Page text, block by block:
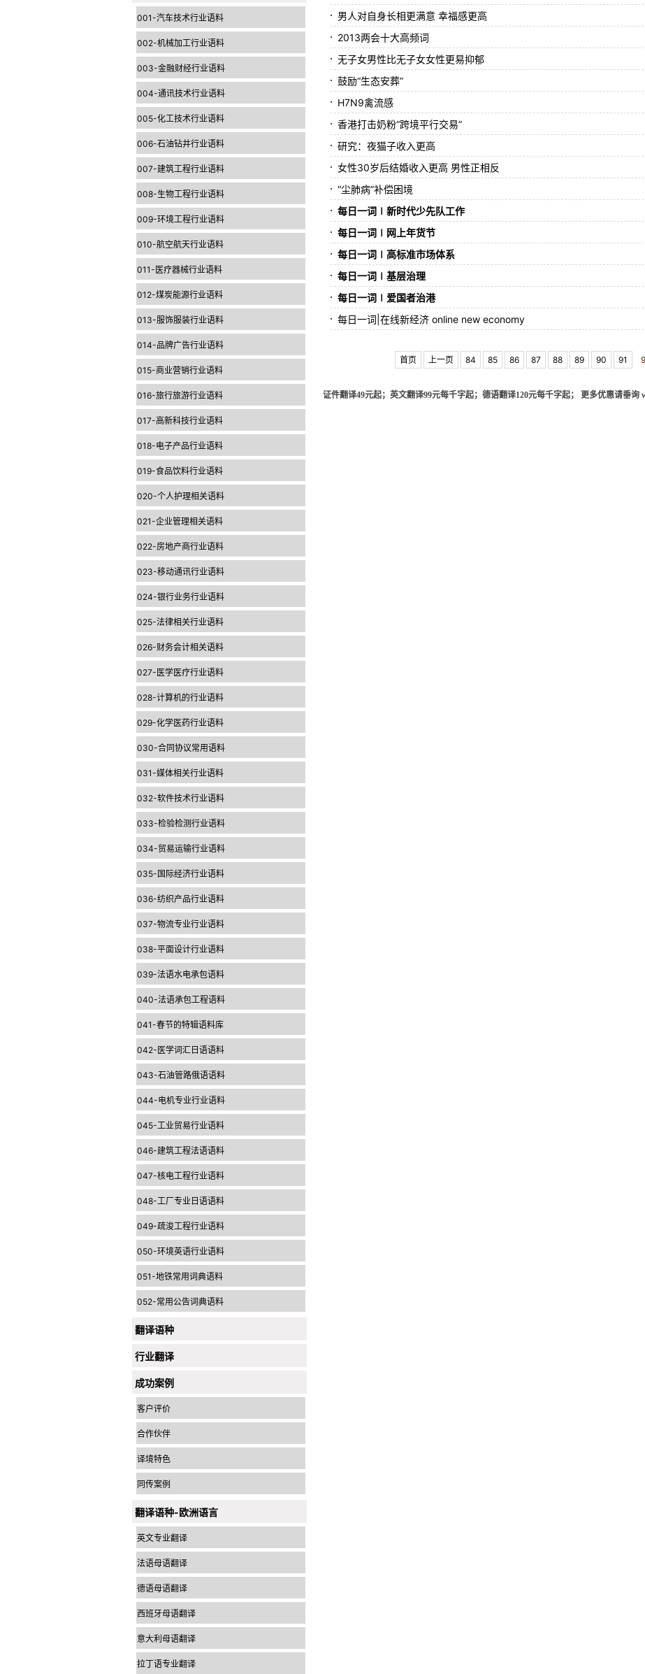
001-汽车技术行业语料
002-机械加工行业语料
003-金融财经行业语料
004-通讯技术行业语料
005-化工技术行业语料
006-石油钻井行业语料
007-建筑工程行业语料
008-生物工程行业语料
009-环境工程行业语料
010-航空航天行业语料
011-医疗器械行业语料
012-煤炭能源行业语料
013-服饰服装行业语料
014-品牌广告行业语料
015-商业营销行业语料
016-旅行旅游行业语料
017-高新科技行业语料
018-电子产品行业语料
019-食品饮料行业语料
020-个人护理相关语料
021-企业管理相关语料
022-房地产商行业语料
023-移动通讯行业语料
024-银行业务行业语料
025-法律相关行业语料
026-财务会计相关语料
027-医学医疗行业语料
028-计算机的行业语料
029-化学医药行业语料
030-合同协议常用语料
031-媒体相关行业语料
032-软件技术行业语料
033-检验检测行业语料
034-贸易运输行业语料
035-国际经济行业语料
036-纺织产品行业语料
037-物流专业行业语料
038-平面设计行业语料
039-法语水电承包语料
040-法语承包工程语料
041-春节的特辑语料库
042-医学词汇日语语料
043-石油管路俄语语料
044-电机专业行业语料
045-工业贸易行业语料
046-建筑工程法语语料
047-核电工程行业语料
048-工厂专业日语语料
049-疏浚工程行业语料
050-环境英语行业语料
051-地铁常用词典语料
052-常用公告词典语料
翻译语种
行业翻译
成功案例
客户评价
合作伙伴
译境特色
同传案例
翻译语种-欧洲语言
英文专业翻译
法语母语翻译
德语母语翻译
西班牙母语翻译
意大利母语翻译
拉丁语专业翻译
男人对自身长相更满意 幸福感更高
2013两会十大高频词
无子女男性比无子女女性更易抑郁
鼓励“生态安葬”
H7N9禽流感
香港打击奶粉“跨境平行交易”
研究：夜猫子收入更高
女性30岁后结婚收入更高 男性正相反
“尘肺病”补偿困境
每日一词∣新时代少先队工作
每日一词∣网上年货节
每日一词∣高标准市场体系
每日一词∣基层治理
每日一词∣爱国者治港
每日一词|在线新经济 online new economy
首页 上一页 84 85 86 87 88 89 90 91
证件翻译49元起；英文翻译99元每千字起；德语翻译120元每千字起； 更多优惠请垂询